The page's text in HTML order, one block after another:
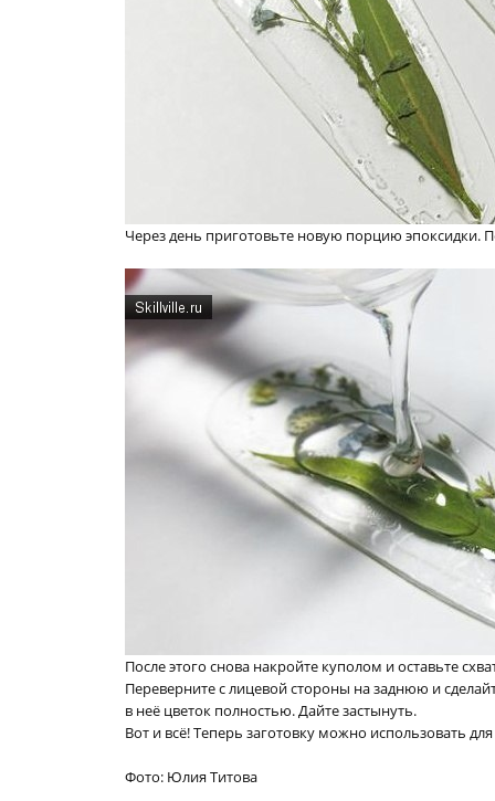
Через день приготовьте новую порцию
После этого снова накройте куполом и оставьте
Переверните с лицевой стороны на заднюю и
в неё цветок полностью. Дайте застынуть.
Вот и всё! Теперь заготовку можно использовать
Фото: Юлия Титова